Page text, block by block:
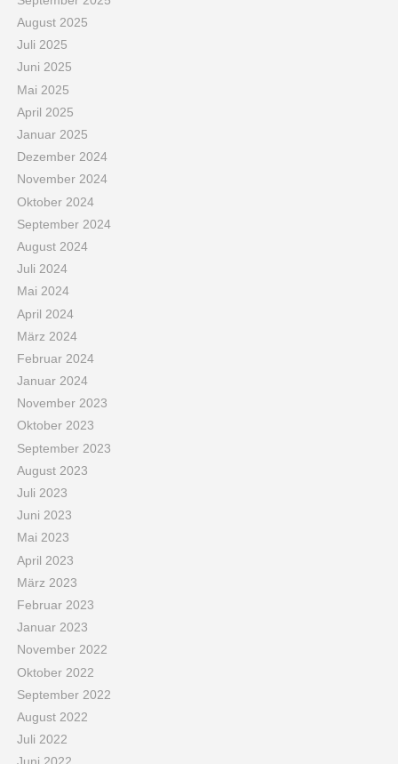
August 2025
Juli 2025
Juni 2025
Mai 2025
April 2025
Januar 2025
Dezember 2024
November 2024
Oktober 2024
September 2024
August 2024
Juli 2024
Mai 2024
April 2024
März 2024
Februar 2024
Januar 2024
November 2023
Oktober 2023
September 2023
August 2023
Juli 2023
Juni 2023
Mai 2023
April 2023
März 2023
Februar 2023
Januar 2023
November 2022
Oktober 2022
September 2022
August 2022
Juli 2022